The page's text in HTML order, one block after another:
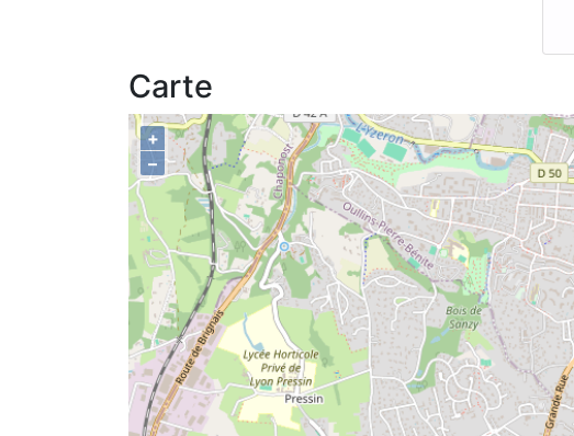
Carte
+
–